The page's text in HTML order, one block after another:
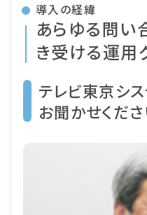
導入の経緯
あらゆる問い
き受ける運用
テレビ東京シ
お聞かせくださ